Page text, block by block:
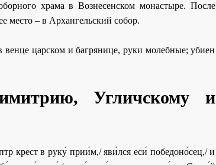
храма в Вознесенском монастыре. После
место – в Архангельский собор.
царском и багрянице, руки молебные; убиен
Угличскому и
крест в руку́ прии́м,/ яви́лся еси́ победоно́сец,/ и